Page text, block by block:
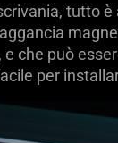
tutto
e che può
per